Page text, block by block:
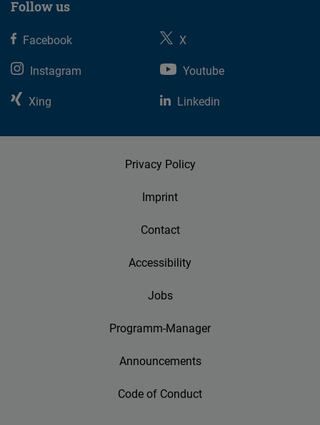
Follow us
Facebook
X
Instagram
Youtube
Xing
Linkedin
Privacy Policy
Imprint
Contact
Accessibility
Jobs
Programm-Manager
Announcements
Code of Conduct